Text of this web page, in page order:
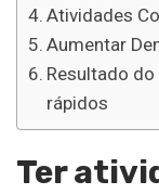
Atividades
Aumentar
Resultado
rápidos
Ter